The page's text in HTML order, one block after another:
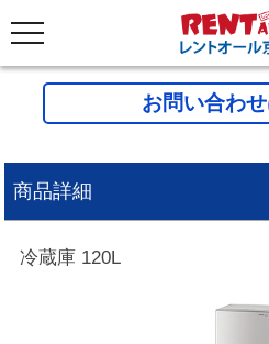
お問い合わ
商品詳細
冷蔵庫 120L